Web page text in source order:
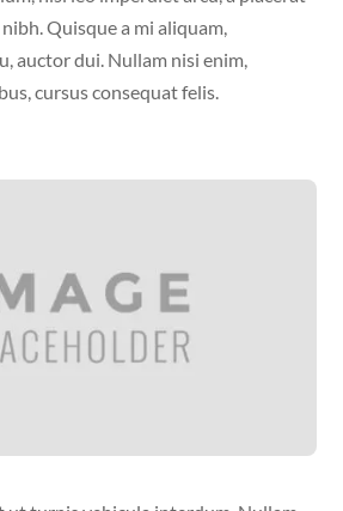
Quisque a mi aliquam,
auctor dui. Nullam nisi enim,
cursus consequat felis.